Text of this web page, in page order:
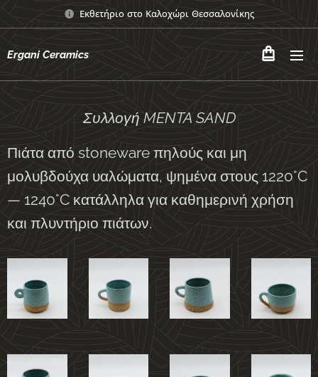
Εκθετήριο στο Καλοχώρι Θεσσαλονίκης
Ergani Ceramics
Συλλογή MENTA SAND
Πιάτα από stoneware πηλούς και μη
μολυβδούχα υαλώματα, ψημένα στους 1220°C
— 1240°C κατάλληλα για καθημερινή χρήση
και πλυντήριο πιάτων.